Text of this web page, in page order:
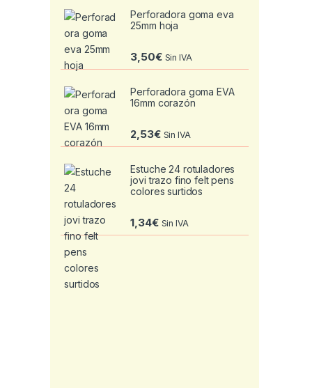
Perforadora goma eva
25mm hoja
3,50€ Sin IVA
Perforadora goma EVA
16mm corazón
2,53€ Sin IVA
Estuche 24 rotuladores
jovi trazo fino felt pens
colores surtidos
1,34€ Sin IVA